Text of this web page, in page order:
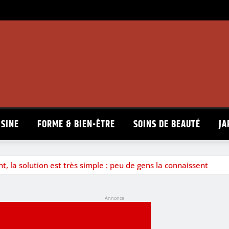
FORME & BIEN-ÊTRE SOINS DE BEAUTÉ
la solution est très simple : peu de gens la connaissent
Annonce